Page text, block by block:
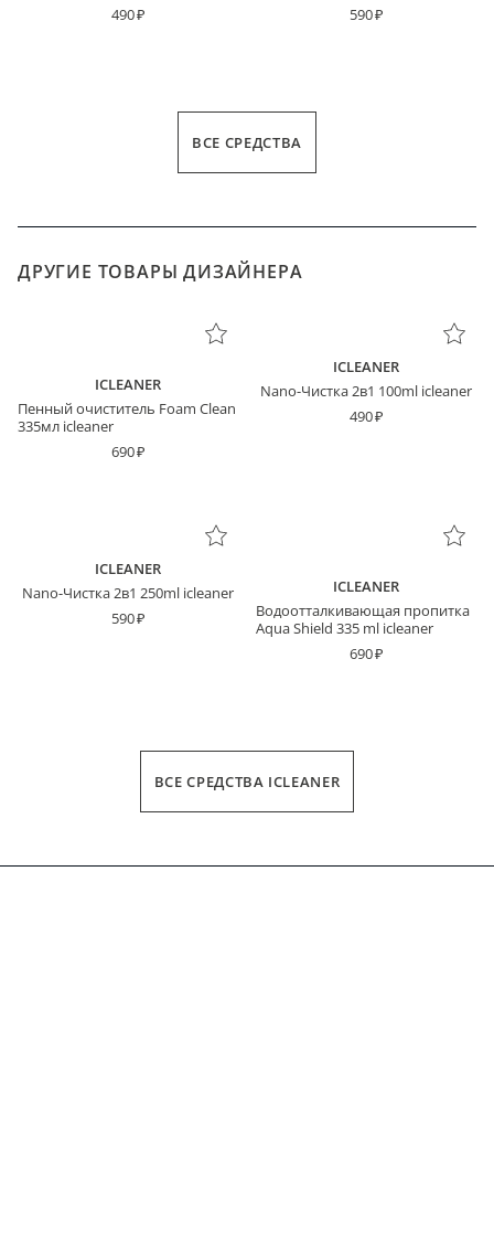
490 590
ВСЕ СРЕДСТВА
ДРУГИЕ ТОВАРЫ ДИЗАЙНЕРА
ICLEANER
Пенный очиститель Foam Clean
335мл icleaner
690
ICLEANER
Nano-Чистка 2в1 100ml icleaner
490
ICLEANER
Nano-Чистка 2в1 250ml icleaner
590
ICLEANER
Водоотталкивающая пропитка
Aqua Shield 335 ml icleaner
690
ВСЕ СРЕДСТВА ICLEANER